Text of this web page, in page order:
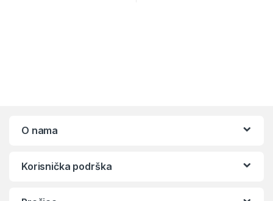
O nama
Korisnička podrška